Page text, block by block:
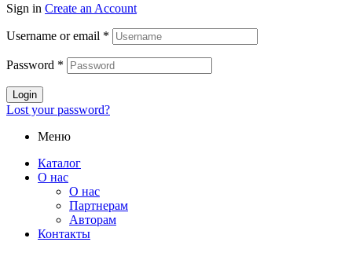
Sign in Create an Account
Username or email *
Password *
Login
Lost your password?
Меню
Каталог
О нас
О нас
Партнерам
Авторам
Контакты